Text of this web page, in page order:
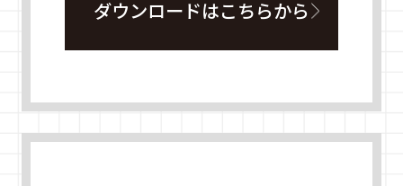
ダウンロードはこちらから